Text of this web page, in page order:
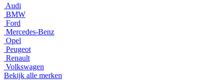
Audi
BMW
Ford
Mercedes-Benz
Opel
Peugeot
Renault
Volkswagen
Bekijk alle merken